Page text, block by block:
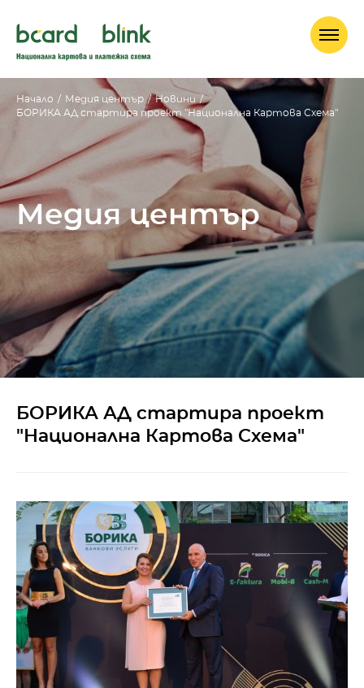
Начало / Медия център / Новини /
БОРИКА АД стартира проект "Национална Картова Схема"
Медия център
БОРИКА АД стартира проект
"Национална Картова Схема"